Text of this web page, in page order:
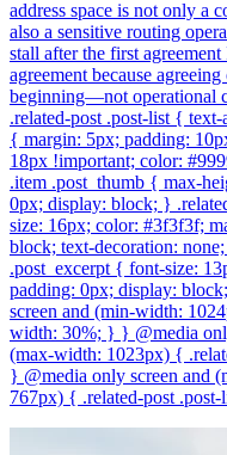
address space is not only a
also a sensitive routing
stall after the first
agreement because
beginning—not operational
.related-post .post-list {
{ margin: 5px; padding:
18px !important; color:
.item .post_thumb { max-
0px; display: block; }
size: 16px; color: #3f3f3f;
block; text-decoration:
.post_excerpt { font-size:
padding: 0px; display:
screen and (min-width:
width: 30%; } } @media
(max-width: 1023px) {
} @media only screen and
767px) { .related-post